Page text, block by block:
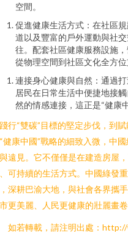
空間。
促進健康生活方式：在社區
道以及豐富的戶外運動與社
往。配套社區健康服務設施
從物理空間到社區文化全方位
連接身心健康與自然：通過
居民在日常生活中便捷地接
然的情感連接，這正是“健康
行“雙碳”目標的堅定步伐，到
健康中國”戰略的細致入微，中
遠見。它不僅僅是在建造房屋
可持續的生活方式。中國綠發
深耕巴渝大地，與社會各界攜
更美麗、人民更健康的壯麗畫
如若轉載，請注明出處：